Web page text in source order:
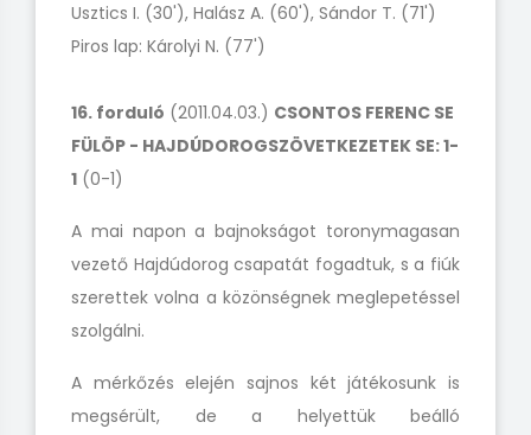
Usztics I. (30'), Halász A. (60'), Sándor T. (71')
Piros lap: Károlyi N. (77')
16. forduló (2011.04.03.) CSONTOS FERENC SE
FÜLÖP - HAJDÚDOROGSZÖVETKEZETEK SE: 1-
1 (0-1)
A mai napon a bajnokságot toronymagasan
vezető Hajdúdorog csapatát fogadtuk, s a fiúk
szerettek volna a közönségnek meglepetéssel
szolgálni.
A mérkőzés elején sajnos két játékosunk is
megsérült, de a helyettük beálló